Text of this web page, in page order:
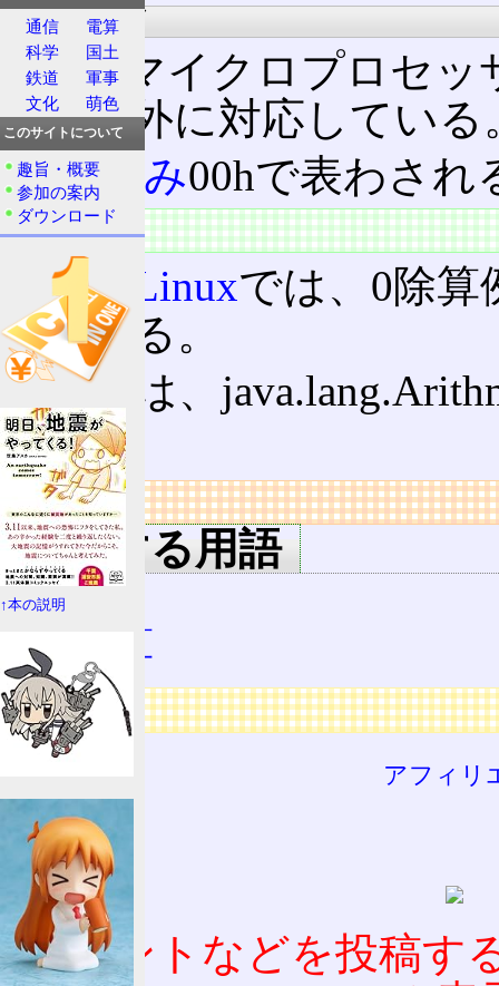
x86シリーズ
x86 系マイクロプロセッ
除算例外に対応している
割り込み00hで表わされ
シグナル
UNIX Linuxでは、0除算
信される。
Javaでは、
る。
リンク
関連する用語
例外
0除算
広告
アフィリ
コメントなどを投稿す
通信
電算
科学
国土
鉄道
軍事
文化
萌色
このサイトについて
趣旨・概要
参加の案内
ダウンロード
↑本の説明